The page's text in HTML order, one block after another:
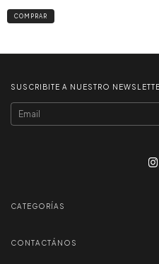
SUSCRIBITE A NUESTRO
CATEGORÍAS
CONTACTÁNOS